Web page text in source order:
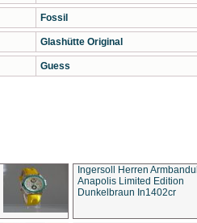
Fossil
Glashütte Original
Guess
Ingersoll Herren
Anapolis Limited Edition
Dunkelbraun In1402cr